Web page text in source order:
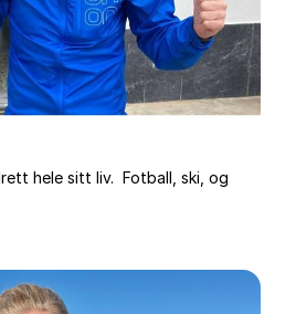
hele sitt liv. Fotball, ski, og